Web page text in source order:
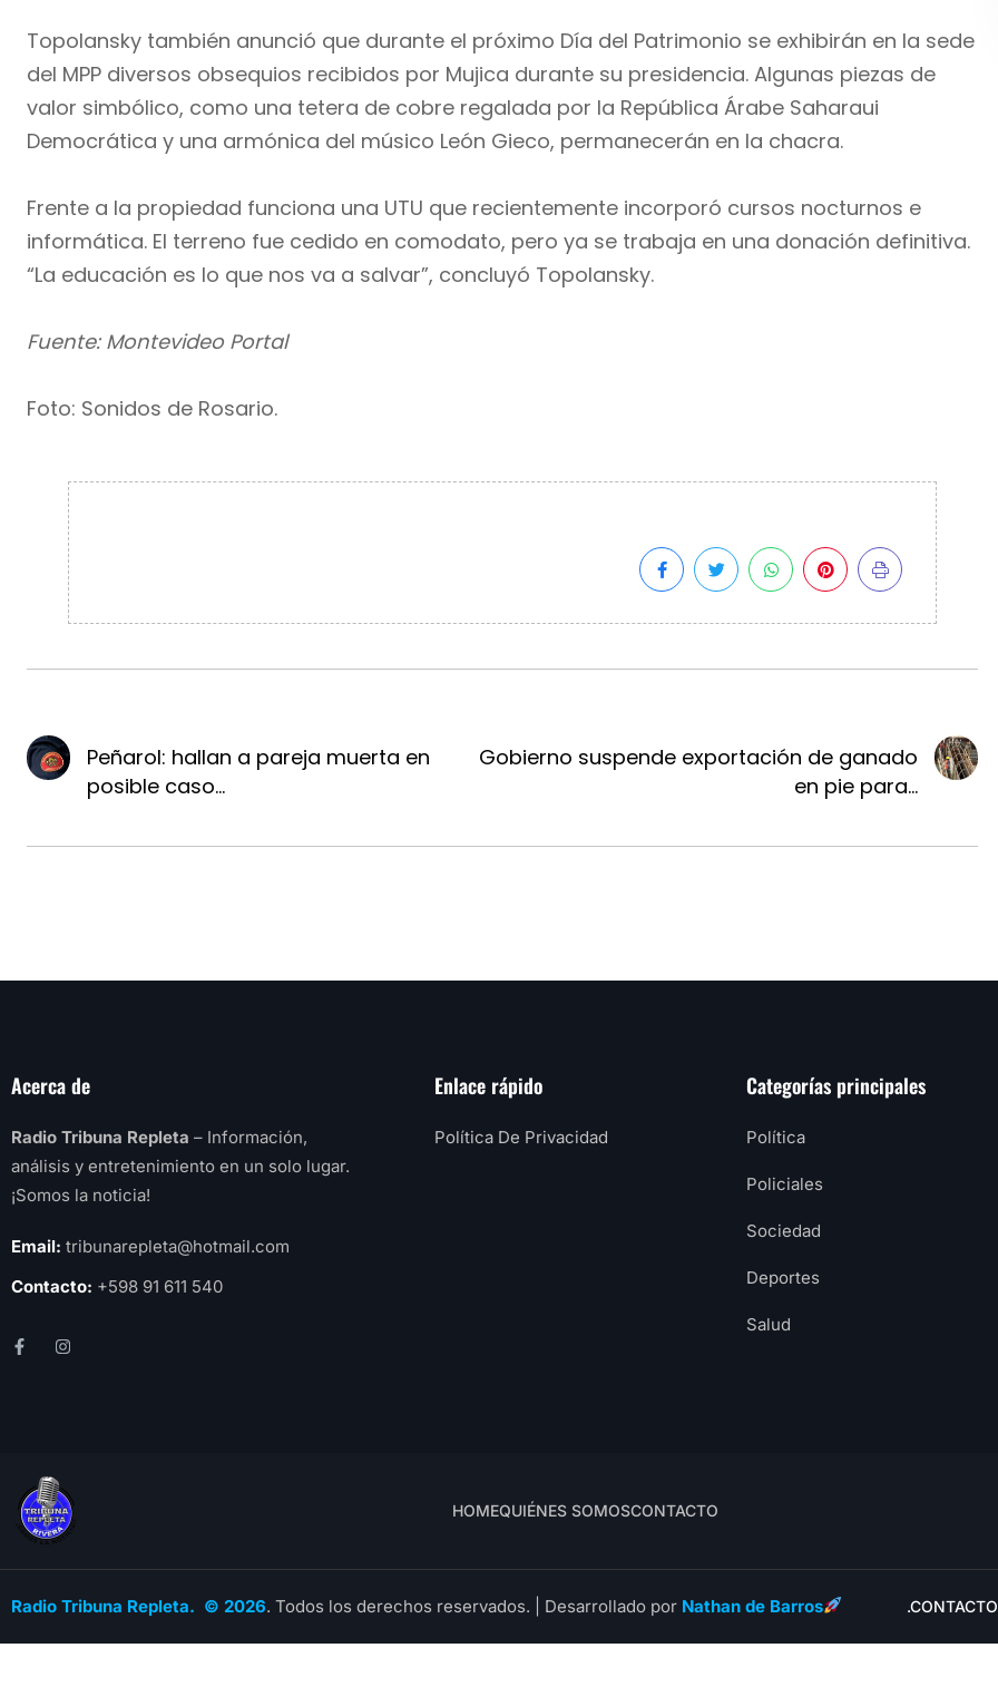
Topolansky también anunció que durante el próximo Día del Patrimonio se exhibirán en la sede
del MPP diversos obsequios recibidos por Mujica durante su presidencia. Algunas piezas de
valor simbólico, como una tetera de cobre regalada por la República Árabe Saharaui
Democrática y una armónica del músico León Gieco, permanecerán en la chacra.
Frente a la propiedad funciona una UTU que recientemente incorporó cursos nocturnos e
informática. El terreno fue cedido en comodato, pero ya se trabaja en una donación definitiva.
“La educación es lo que nos va a salvar”, concluyó Topolansky.
Fuente: Montevideo Portal
Foto: Sonidos de Rosario.
Peñarol: hallan a pareja muerta en
posible caso...
Gobierno suspende exportación de ganado
en pie para...
Acerca de
Radio Tribuna Repleta – Información,
análisis y entretenimiento en un solo lugar.
¡Somos la noticia!
Email: tribunarepleta@hotmail.com
Contacto: +598 91 611 540
Enlace rápido
Política De Privacidad
Categorías principales
Política
Policiales
Sociedad
Deportes
Salud
HOMEQUIÉNES SOMOSCONTACTO
Radio Tribuna Repleta. © 2026. Todos los derechos reservados. | Desarrollado por Nathan de Barros .CONTACTO